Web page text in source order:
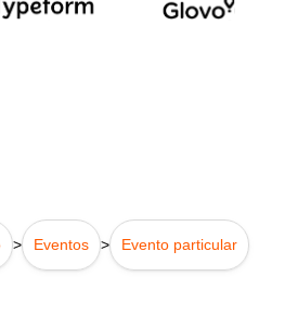
> Eventos > Evento particular